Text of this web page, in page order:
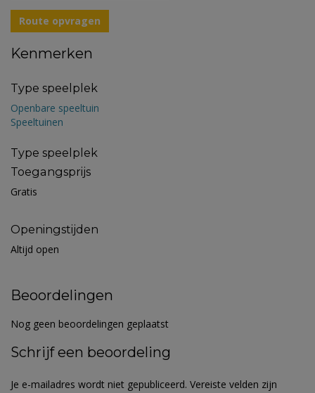
Route opvragen
Kenmerken
Type speelplek
Openbare speeltuin
Speeltuinen
Type speelplek
Toegangsprijs
Gratis
Openingstijden
Altijd open
Beoordelingen
Nog geen beoordelingen geplaatst
Schrijf een beoordeling
Je e-mailadres wordt niet gepubliceerd. Vereiste velden zijn